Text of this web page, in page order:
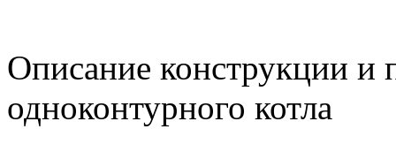
Описание конструкции и
одноконтурного котла